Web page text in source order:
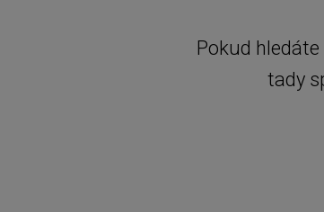
Pokud
tady